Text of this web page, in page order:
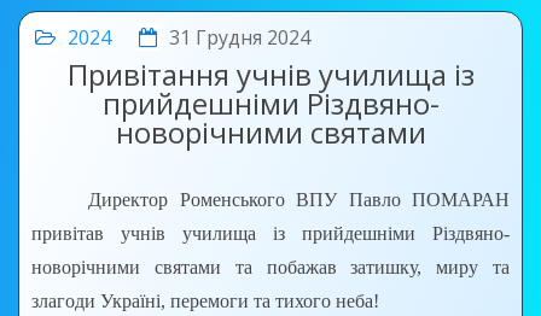
2024 31 Грудня 2024
Привітання учнів училища із
прийдешніми Різдвяно-
новорічними святами
Директор Роменського ВПУ Павло ПОМАРАН
привітав учнів училища із прийдешніми Різдвяно-
новорічними святами та побажав затишку, миру та
злагоди Україні, перемоги та тихого неба!